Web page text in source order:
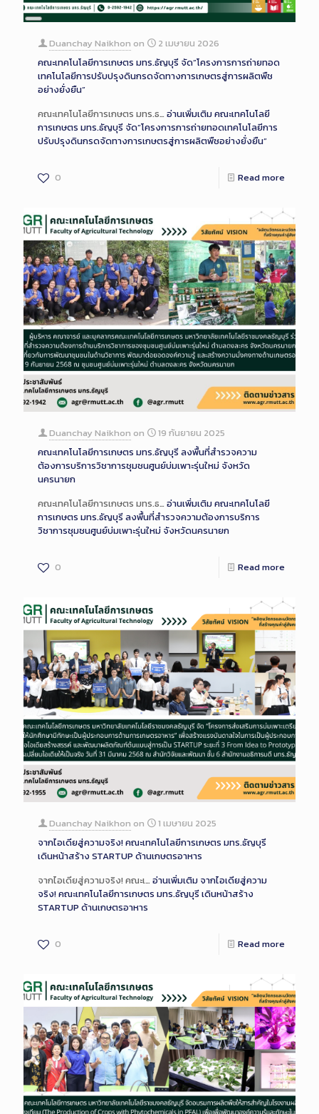
Long
Description
Duanchay Naikhon on
2 เมษายน 2026
คณะเทคโนโลยีการเกษตร มทร.ธัญบุรี จัด”โครงการการถ่ายทอด
เทคโนโลยีการปรับปรุงดินกรดจัดทางการเกษตรสู่การผลิตพืช
อย่างยั่งยืน”
คณะเทคโนโลยีการเกษตร มทร.ธ… อ่านเพิ่มเติมคณะเทคโนโลยี
การเกษตร มทร.ธัญบุรี จัด”โครงการการถ่ายทอดเทคโนโลยีการ
ปรับปรุงดินกรดจัดทางการเกษตรสู่การผลิตพืชอย่างยั่งยืน”
0 Read more
Duanchay Naikhon on
19 กันยายน 2025
คณะเทคโนโลยีการเกษตร มทร.ธัญบุรี ลงพื้นที่สำรวจความ
ต้องการบริการวิชาการชุมชนศูนย์บ่มเพาะรุ่นใหม่ จังหวัด
นครนายก
คณะเทคโนโลยีการเกษตร มทร.ธ… อ่านเพิ่มเติมคณะเทคโนโลยี
การเกษตร มทร.ธัญบุรี ลงพื้นที่สำรวจความต้องการบริการ
วิชาการชุมชนศูนย์บ่มเพาะรุ่นใหม่ จังหวัดนครนายก
0 Read more
Duanchay Naikhon on
1 เมษายน 2025
จากไอเดียสู่ความจริง! คณะเทคโนโลยีการเกษตร มทร.ธัญบุรี
เดินหน้าสร้าง STARTUP ด้านเกษตรอาหาร
จากไอเดียสู่ความจริง! คณะเ… อ่านเพิ่มเติม จากไอเดียสู่ความ
จริง! คณะเทคโนโลยีการเกษตร มทร.ธัญบุรี เดินหน้าสร้าง
STARTUP ด้านเกษตรอาหาร
0 Read more